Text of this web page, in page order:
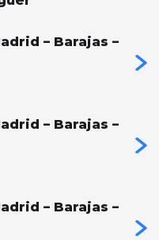
– Barajas –
– Barajas –
– Barajas –